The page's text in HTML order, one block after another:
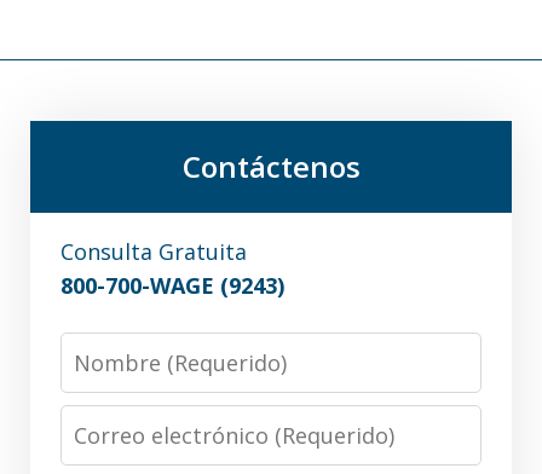
Contáctenos
Consulta Gratuita
800-700-WAGE (9243)
Nombre
Correo
electrónico